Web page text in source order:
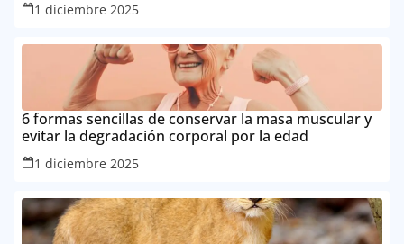
1 diciembre 2025
6 formas sencillas de conservar la masa muscular y
evitar la degradación corporal por la edad
1 diciembre 2025